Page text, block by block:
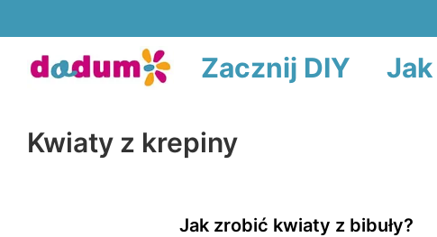
do
treści
Zacznij DIY
Kwiaty z krepiny
Jak zrobić kwiaty z bibuły?